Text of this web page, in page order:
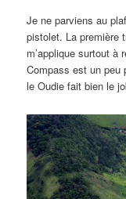
Je ne parviens au
pistolet. La première
m’applique surtout à
Compass est un peu
le Oudie fait bien le